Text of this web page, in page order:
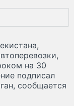
на 30
подписал
сообщается